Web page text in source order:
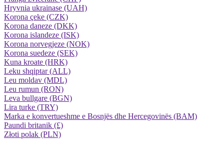
Hryvnia ukrainase (UAH)
Korona çeke (CZK)
Korona daneze (DKK)
Korona islandeze (ISK)
Korona norvegjeze (NOK)
Korona suedeze (SEK)
Kuna kroate (HRK)
Leku shqiptar (ALL)
Leu moldav (MDL)
Leu rumun (RON)
Leva bullgare (BGN)
Lira turke (TRY)
Marka e konvertueshme e Bosnjës dhe Hercegovinës (BAM)
Paundi britanik (£)
Złoti polak (PLN)